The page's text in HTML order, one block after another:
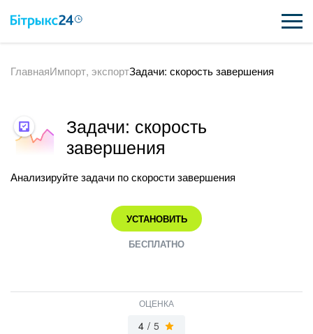
ВОЗМОЖНОСТИ
ИНТЕГРАЦИИ
ВХОД
ГлавнаяИмпорт, экспортЗадачи: скорость завершения
Задачи: скорость
завершения
Анализируйте задачи по скорости завершения
УСТАНОВИТЬ
БЕСПЛАТНО
ОЦЕНКА
4 / 5